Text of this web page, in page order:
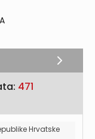
471
Hrvatske